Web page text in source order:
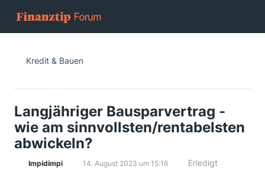
Kredit & Bauen
Langjähriger Bausparvertrag -
wie am sinnvollsten/rentabelsten
abwickeln?
Impidimpi 14. August 2023 um 15:16 Erledigt